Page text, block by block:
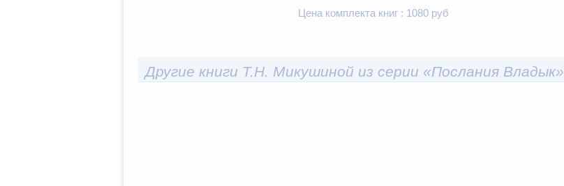
Цена комплекта книг : 1080 руб
Другие книги Т.Н. Микушиной из серии «Послания Владык»